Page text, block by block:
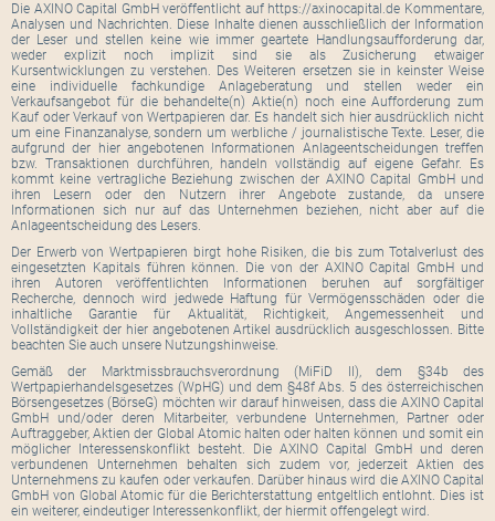
Die AXINO Capital GmbH veröffentlicht auf https://axinocapital.de Kommentare,
Analysen und Nachrichten. Diese Inhalte dienen ausschließlich der Information
der Leser und stellen keine wie immer geartete Handlungsaufforderung dar,
weder explizit noch implizit sind sie als Zusicherung etwaiger
Kursentwicklungen zu verstehen. Des Weiteren ersetzen sie in keinster Weise
eine individuelle fachkundige Anlageberatung und stellen weder ein
Verkaufsangebot für die behandelte(n) Aktie(n) noch eine Aufforderung zum
Kauf oder Verkauf von Wertpapieren dar. Es handelt sich hier ausdrücklich nicht
um eine Finanzanalyse, sondern um werbliche / journalistische Texte. Leser, die
aufgrund der hier angebotenen Informationen Anlageentscheidungen treffen
bzw. Transaktionen durchführen, handeln vollständig auf eigene Gefahr. Es
kommt keine vertragliche Beziehung zwischen der AXINO Capital GmbH und
ihren Lesern oder den Nutzern ihrer Angebote zustande, da unsere
Informationen sich nur auf das Unternehmen beziehen, nicht aber auf die
Anlageentscheidung des Lesers.
Der Erwerb von Wertpapieren birgt hohe Risiken, die bis zum Totalverlust des
eingesetzten Kapitals führen können. Die von der AXINO Capital GmbH und
ihren Autoren veröffentlichten Informationen beruhen auf sorgfältiger
Recherche, dennoch wird jedwede Haftung für Vermögensschäden oder die
inhaltliche Garantie für Aktualität, Richtigkeit, Angemessenheit und
Vollständigkeit der hier angebotenen Artikel ausdrücklich ausgeschlossen. Bitte
beachten Sie auch unsere Nutzungshinweise.
Gemäß der Marktmissbrauchsverordnung (MiFiD II), dem §34b des
Wertpapierhandelsgesetzes (WpHG) und dem §48f Abs. 5 des österreichischen
Börsengesetzes (BörseG) möchten wir darauf hinweisen, dass die AXINO Capital
GmbH und/oder deren Mitarbeiter, verbundene Unternehmen, Partner oder
Auftraggeber, Aktien der Global Atomic halten oder halten können und somit ein
möglicher Interessenskonflikt besteht. Die AXINO Capital GmbH und deren
verbundenen Unternehmen behalten sich zudem vor, jederzeit Aktien des
Unternehmens zu kaufen oder verkaufen. Darüber hinaus wird die AXINO Capital
GmbH von Global Atomic für die Berichterstattung entgeltlich entlohnt. Dies ist
ein weiterer, eindeutiger Interessenkonflikt, der hiermit offengelegt wird.